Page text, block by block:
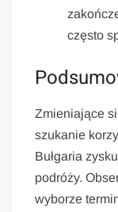
często
Zmieniające
szukanie
Bułgaria
podróży.
wyborze